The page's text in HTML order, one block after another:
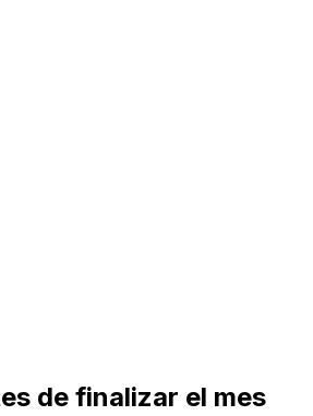
de finalizar el mes